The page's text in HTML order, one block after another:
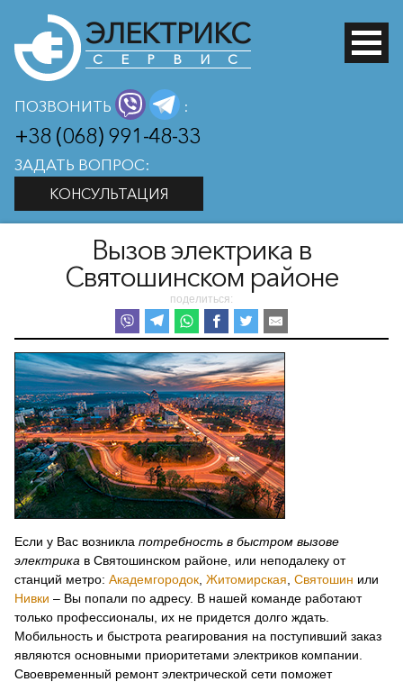
ЭЛЕКТРИКС
СЕРВИС
ЗАДАТЬ ВОПРОС:
КОНСУЛЬТАЦИЯ
ПОЗВОНИТЬ :
+38 (068) 991-48-33
Вызов электрика в
Святошинском районе
поделиться:
Если у Вас возникла потребность в быстром вызове
электрика в Святошинском районе, или неподалеку от
станций метро: Академгородок Житомирская Святошин или
Нивки – Вы попали по адресу. В нашей команде работают
только профессионалы, их не придется долго ждать.
Мобильность и быстрота реагирования на поступивший заказ
являются основными приоритетами электриков компании.
Своевременный ремонт электрической сети поможет